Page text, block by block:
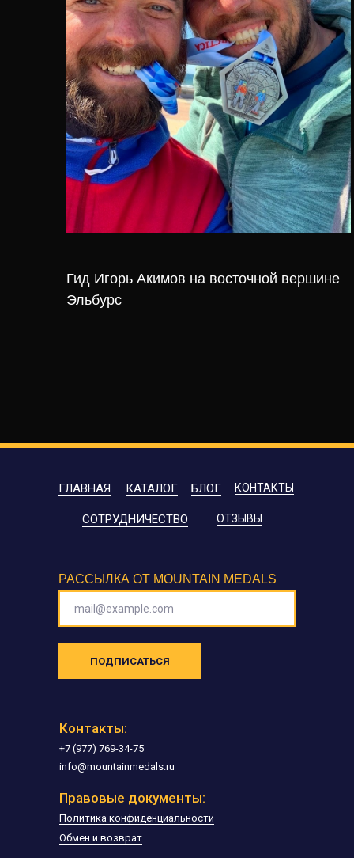
Гид Игорь Акимов на восточной вершине
Эльбурс
+7 (977) 769-34-75
Политика конфиденциальности
Обмен и возврат
ГЛАВНАЯ КАТАЛОГ
СОТРУДНИЧЕСТВО ОТЗЫВЫ
КОНТАКТЫ
Контакты:
Правовые документы:
info@mountainmedals.ru
РАССЫЛКА ОТ MOUNTAIN MEDALS
mail@example.com
ПОДПИСАТЬСЯ
БЛОГ